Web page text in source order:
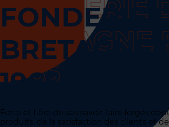
FONDERIE
BRETAGNE
1965
Forte et fière de ses savoir-faire forgés
produits, de la satisfaction des clients et